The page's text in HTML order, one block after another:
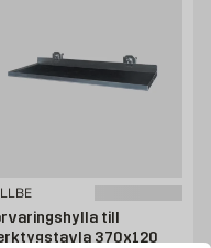
till
370x120